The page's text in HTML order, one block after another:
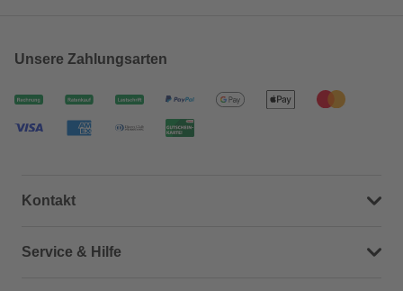
Unsere Zahlungsarten
Kontakt
Dein Kontakt zu uns
Service & Hilfe